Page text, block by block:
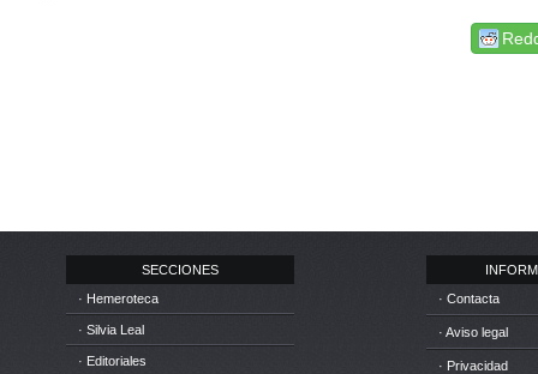
SECCIONES
· Hemeroteca
· Silvia Leal
· Editoriales
· Contacta
· Aviso legal
· Privacidad